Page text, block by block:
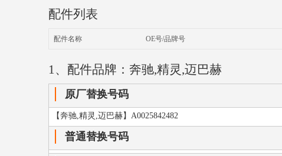
配件列表
配件名称 OE号/品牌号
1、配件品牌：奔驰,精灵,迈巴赫
原厂替换号码
【奔驰,精灵,迈巴赫】A0025842482
普通替换号码